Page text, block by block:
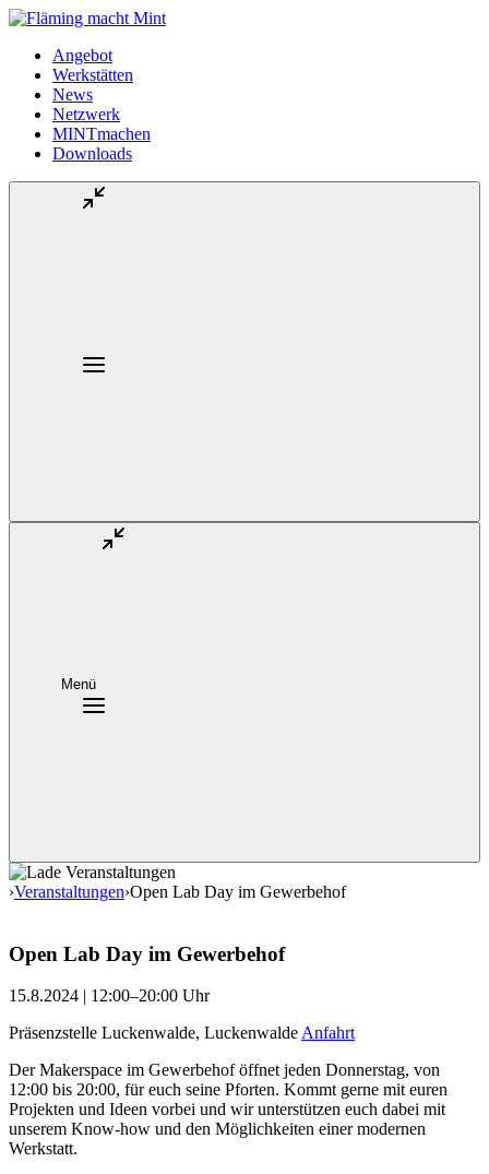
Angebot
Werkstätten
News
Netzwerk
MINTmachen
Downloads
Menü
›Veranstaltungen›Open Lab Day im Gewerbehof
Open Lab Day im Gewerbehof
15.8.2024 | 12:00–20:00 Uhr
Präsenzstelle Luckenwalde, LuckenwaldeAnfahrt
Der Makerspace im Gewerbehof öffnet jeden Donnerstag, von
12:00 bis 20:00, für euch seine Pforten. Kommt gerne mit euren
Projekten und Ideen vorbei und wir unterstützen euch dabei mit
unserem Know-how und den Möglichkeiten einer modernen
Werkstatt.